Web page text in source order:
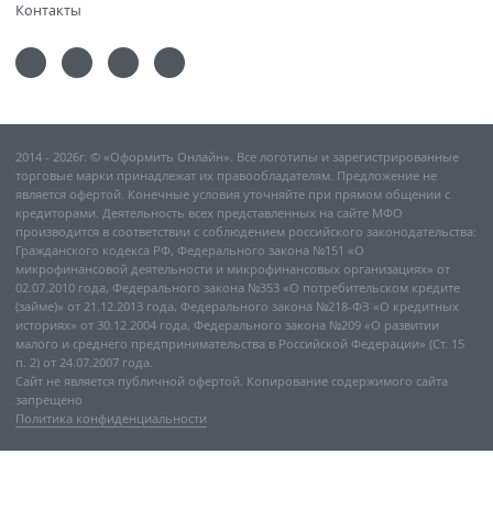
Контакты
2014 - 2026г. © «Оформить Онлайн». Все логотипы и зарегистрированные
торговые марки принадлежат их правообладателям. Предложение не
является офертой. Конечные условия уточняйте при прямом общении с
кредиторами. Деятельность всех представленных на сайте МФО
производится в соответствии с соблюдением российского законодательства:
Гражданского кодекса РФ, Федерального закона №151 «О
микрофинансовой деятельности и микрофинансовых организациях» от
02.07.2010 года, Федерального закона №353 «О потребительском кредите
(займе)» от 21.12.2013 года, Федерального закона №218-ФЗ «О кредитных
историях» от 30.12.2004 года, Федерального закона №209 «О развитии
малого и среднего предпринимательства в Российской Федерации» (Ст. 15
п. 2) от 24.07.2007 года.
Сайт не является публичной офертой. Копирование содержимого сайта
запрещено
Политика конфиденциальности